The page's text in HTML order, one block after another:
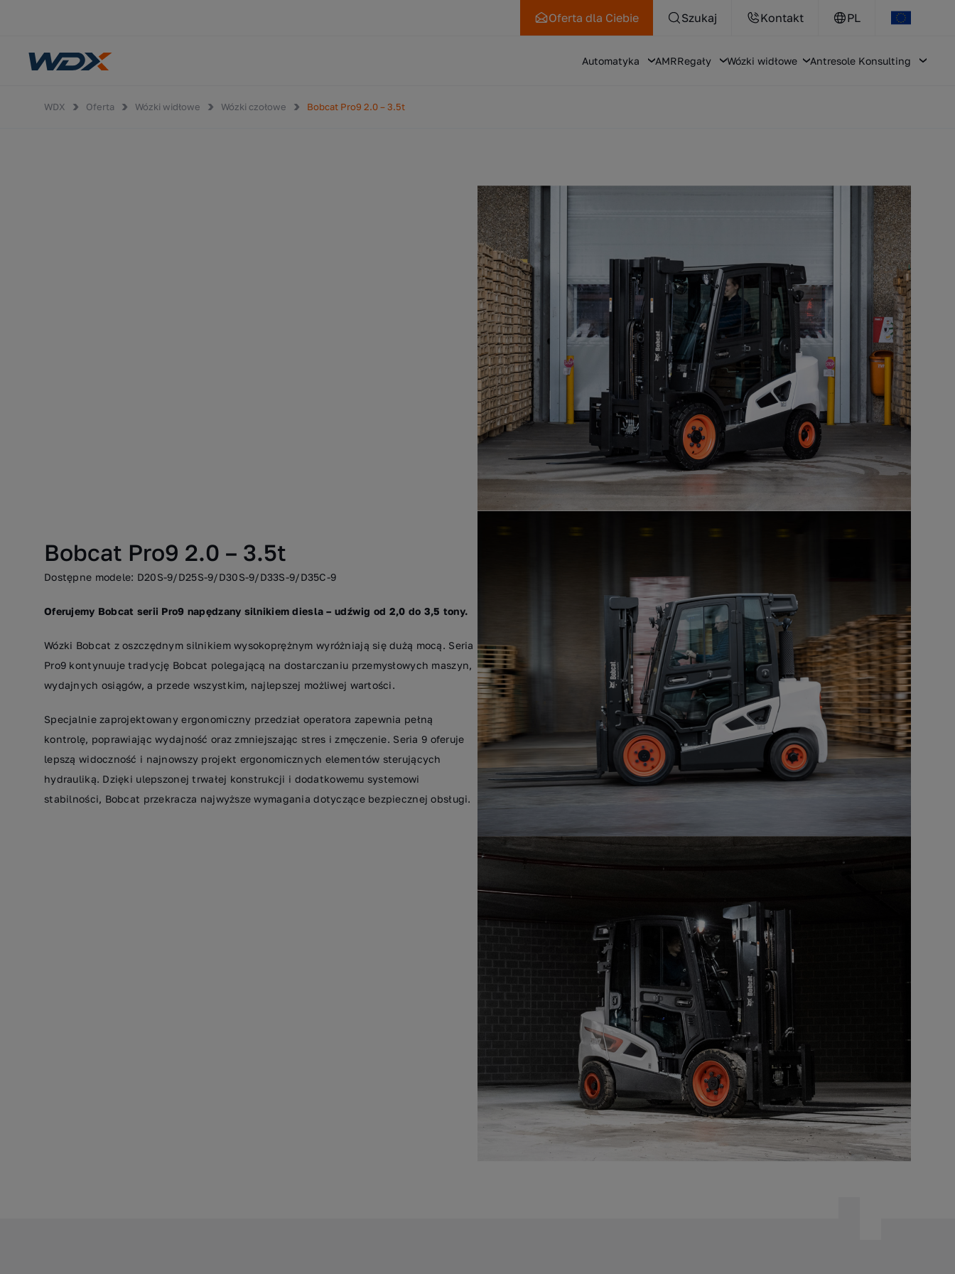
Oferta dla Ciebie Szukaj Kontakt PL
Automatyka AMRRegały Wózki widłowe Antresole Konsulting
WDX Oferta Wózki widłowe Wózki czołowe Bobcat Pro9 2.0 – 3.5t
Bobcat Pro9 2.0 – 3.5t
Dostępne modele: D20S-9/D25S-9/D30S-9/D33S-9/D35C-9
Oferujemy Bobcat serii Pro9 napędzany silnikiem diesla – udźwig od 2,0 do 3,5 tony.
Wózki Bobcat z oszczędnym silnikiem wysokoprężnym wyróżniają się dużą mocą. Seria
Pro9 kontynuuje tradycję Bobcat polegającą na dostarczaniu przemysłowych maszyn,
wydajnych osiągów, a przede wszystkim, najlepszej możliwej wartości.
Specjalnie zaprojektowany ergonomiczny przedział operatora zapewnia pełną
kontrolę, poprawiając wydajność oraz zmniejszając stres i zmęczenie. Seria 9 oferuje
lepszą widoczność i najnowszy projekt ergonomicznych elementów sterujących
hydrauliką. Dzięki ulepszonej trwałej konstrukcji i dodatkowemu systemowi
stabilności, Bobcat przekracza najwyższe wymagania dotyczące bezpiecznej obsługi.